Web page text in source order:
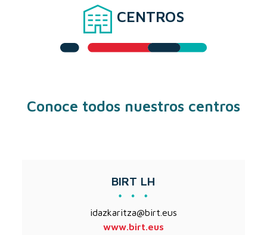
CENTROS
Conoce todos nuestros centros
BIRT LH
idazkaritza@birt.eus
www.birt.eus